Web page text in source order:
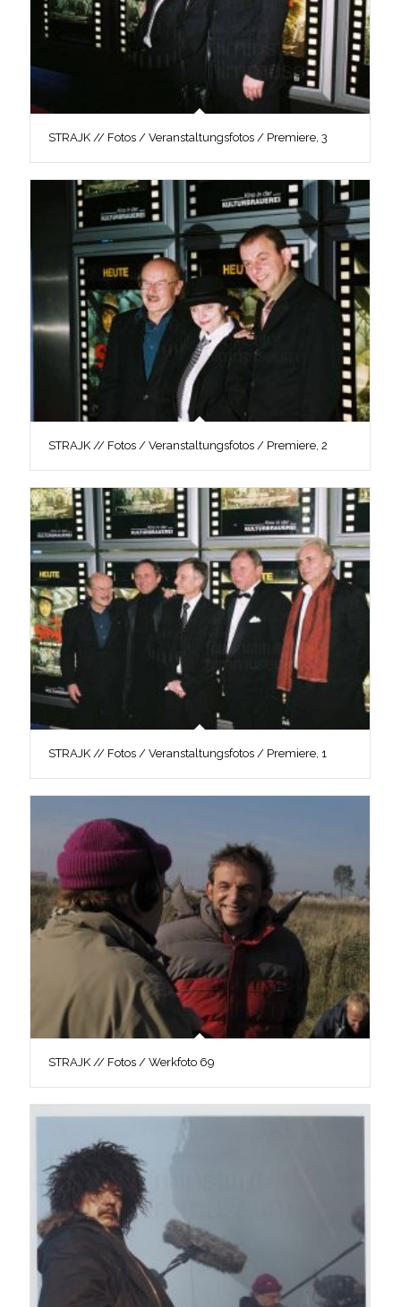
STRAJK // Fotos / Veranstaltungsfotos / Premiere, 3
STRAJK // Fotos / Veranstaltungsfotos / Premiere, 2
STRAJK // Fotos / Veranstaltungsfotos / Premiere, 1
STRAJK // Fotos / Werkfoto 69